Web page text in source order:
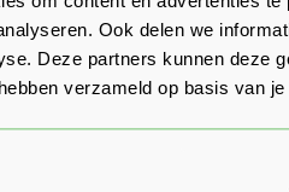
Ook delen we
Deze partners kunnen deze
verzameld op basis van